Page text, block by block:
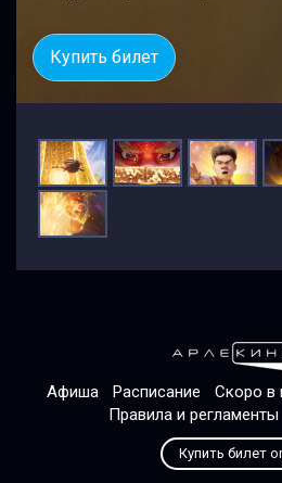
Купить билет
Афиша Расписание Скоро в
Правила и регламенты
Купить билет